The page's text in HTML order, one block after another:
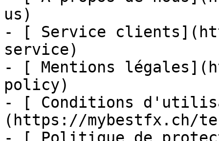
us)
- [ Service
service)
- [ Mentions
policy)
- [ Conditions
(https://mybestfx.ch/